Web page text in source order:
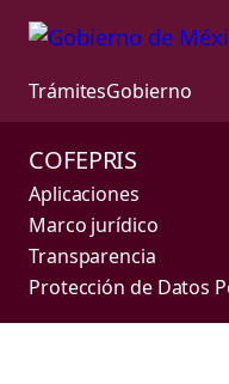
TrámitesGobierno
COFEPRIS
Aplicaciones
Marco jurídico
Transparencia
Protección de Datos